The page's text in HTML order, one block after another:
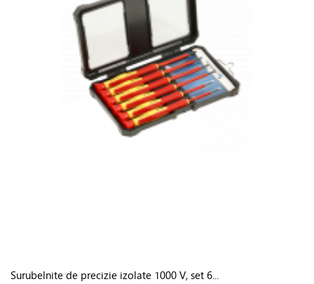
Surubelnite de precizie izolate 1000 V, set 6...